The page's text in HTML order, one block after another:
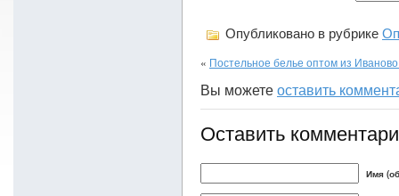
Опубликовано в рубрике
« Постельное белье оптом из
Вы можетеоставить
Оставить
Имя